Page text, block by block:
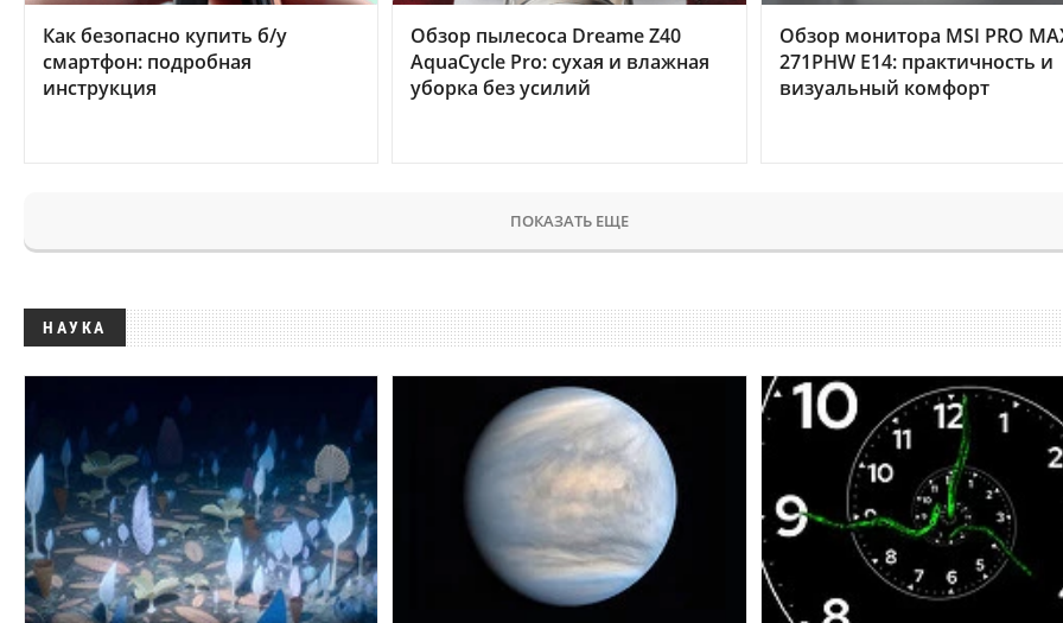
Как безопасно купить б/у
смартфон: подробная
инструкция
Обзор пылесоса Dreame Z40
AquaCycle Pro: сухая и влажная
уборка без усилий
Обзор монитора MSI PRO
271PHW E14: практичность и
визуальный комфорт
ПОКАЗАТЬ ЕЩЕ
НАУКА